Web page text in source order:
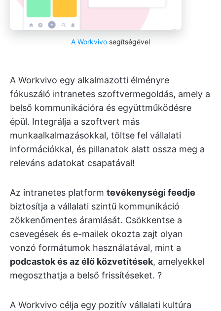
A Workvivo segítségével
A Workvivo egy alkalmazotti élményre
fókuszáló intranetes szoftvermegoldás, amely a
belső kommunikációra és együttműködésre
épül. Integrálja a szoftvert más
munkaalkalmazásokkal, töltse fel vállalati
információkkal, és pillanatok alatt ossza meg a
releváns adatokat csapatával!
Az intranetes platform tevékenységi feedje
biztosítja a vállalati szintű kommunikáció
zökkenőmentes áramlását. Csökkentse a
csevegések és e-mailek okozta zajt olyan
vonzó formátumok használatával, mint a
podcastok és az élő közvetítések, amelyekkel
megoszthatja a belső frissítéseket. ?
A Workvivo célja egy pozitív vállalati kultúra